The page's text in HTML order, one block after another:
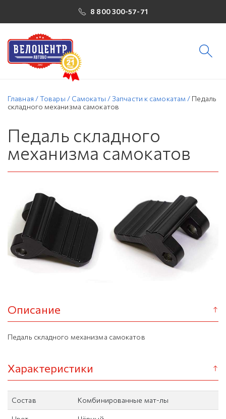
8 800 300-57-71
Главная /Товары / Самокаты /Запчасти к самокатам / Педаль
складного механизма самокатов
Педаль складного
механизма самокатов
Описание
Педаль складного механизма самокатов
Характеристики
Состав Комбинированные мат-лы